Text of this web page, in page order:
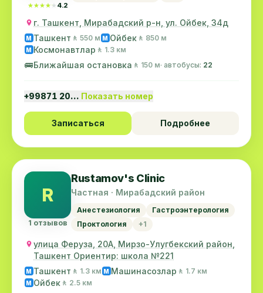
★★★★★
★★★★★ 4.2
г. Ташкент, Мирабадский р-н, ул. Ойбек, 34д
M Ташкент 🚶 550 м M Ойбек 🚶 850 м
M Космонавтлар 🚶 1.3 км
🚌Ближайшая остановка 🚶 150 м· автобусы: 22
+99871 20… Показать номер
Записаться Подробнее
R
1 отзывов
Rustamov's Clinic
Частная · Мирабадский район
Анестезиология
Гастроэнтерология
Проктология
+1
улица Феруза, 20А, Мирзо-Улугбекский район,
Ташкент Ориентир: школа №221
M Ташкент 🚶 1.3 км M Машинасозлар 🚶 1.7 км
M Ойбек 🚶 2.5 км